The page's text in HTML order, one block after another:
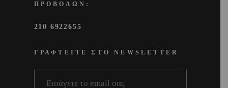
ΠΡΟΒΟΛΩΝ:
210 6922655
ΓΡΑΦΤΕΙΤΕ ΣΤΟ NEWSLETTER